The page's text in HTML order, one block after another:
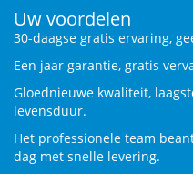
Uw voordelen
30-daagse gratis ervaring,
Een jaar garantie, gratis
Gloednieuwe kwaliteit,
levensduur.
Het professionele team
dag met snelle levering.